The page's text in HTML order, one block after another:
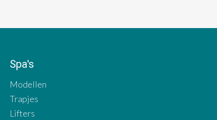
Spa's
Modellen
Trapjes
Lifters